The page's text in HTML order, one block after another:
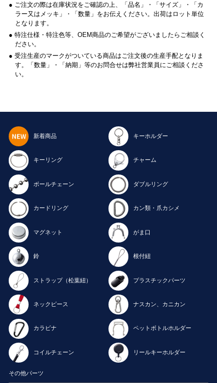
● ご注文の際は在庫状況をご確認の上、「品名」・「サイズ」・「カ
ラー又はメッキ」・「数量」をお伝えください。出荷はロット単位
となります。
● 特注仕様・特注色等、OEM商品のご希望がございましたらご相談く
ださい。
● 受注生産のマークがついている商品はご注文後の生産手配となりま
す。「数量」・「納期」等のお問合せは弊社営業員にご相談くださ
い。
新着商品 キーホルダー
キーリング チャーム
ボールチェーン ダブルリング
カードリング カン類・爪カシメ
マグネット がま口
鈴 根付紐
ストラップ（松葉紐） プラスチックパーツ
ネックピース ナスカン、カニカン
カラビナ ペットボトルホルダー
コイルチェーン リールキーホルダー
その他パーツ